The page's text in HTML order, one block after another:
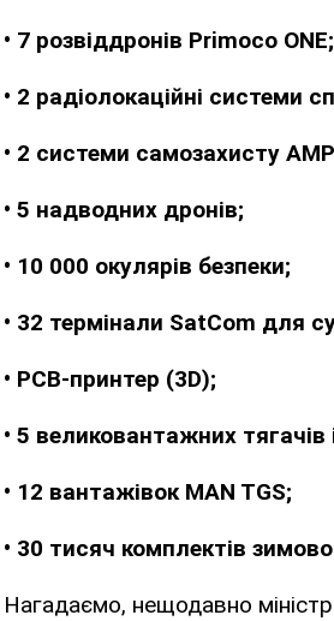
• 7 розвіддронів Primoco ONE;
• 2 радіолокаційні
• 2 системи самозахисту
• 5 надводних дронів;
• 10 000 окулярів безпеки;
• 32 термінали SatCom для
• PCB-принтер (3D);
• 5 великовантажних тягачів
• 12 вантажівок MAN TGS;
• 30 тисяч комплектів
Нагадаємо, нещодавно